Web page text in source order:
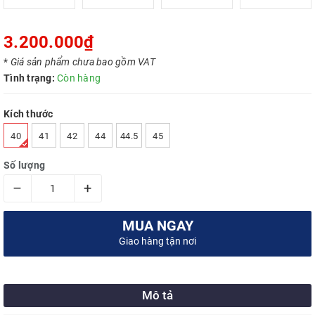
3.200.000₫
* Giá sản phẩm chưa bao gồm VAT
Tình trạng: Còn hàng
Kích thước
40 41 42 44 44.5 45
Số lượng
– +
MUA NGAY
Giao hàng tận nơi
Mô tả